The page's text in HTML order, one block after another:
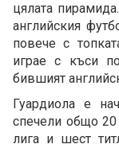
цялата
английския
повече с
играе с къси
бившият
Гуардиола е
спечели общо
лига и шест